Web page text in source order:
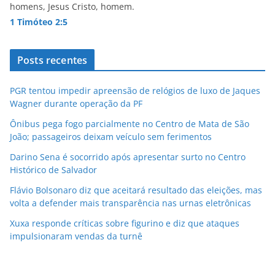
homens, Jesus Cristo, homem.
1 Timóteo 2:5
Posts recentes
PGR tentou impedir apreensão de relógios de luxo de Jaques
Wagner durante operação da PF
Ônibus pega fogo parcialmente no Centro de Mata de São
João; passageiros deixam veículo sem ferimentos
Darino Sena é socorrido após apresentar surto no Centro
Histórico de Salvador
Flávio Bolsonaro diz que aceitará resultado das eleições, mas
volta a defender mais transparência nas urnas eletrônicas
Xuxa responde críticas sobre figurino e diz que ataques
impulsionaram vendas da turnê